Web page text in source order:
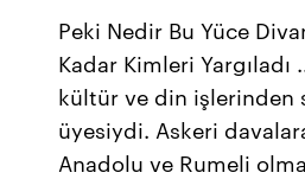
Peki Nedir Bu Yüce
Kadar Kimleri
kültür ve din işlerinden
üyesiydi. Askeri
Anadolu ve Rumeli